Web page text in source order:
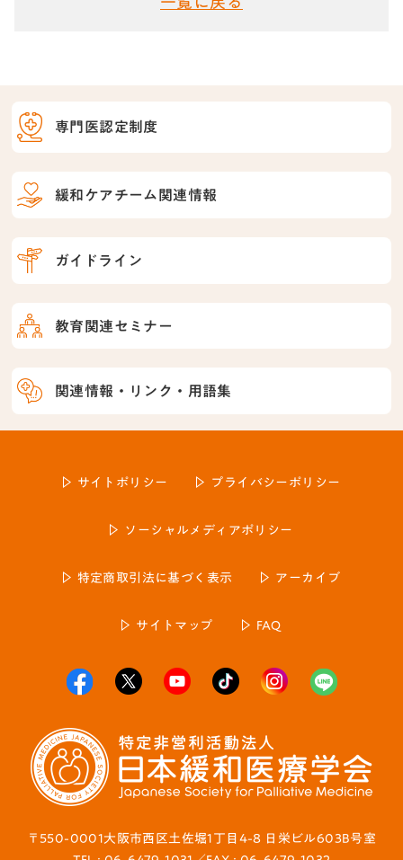
専門医認定制度
緩和ケアチーム関連情報
ガイドライン
教育関連セミナー
関連情報・リンク・用語集
〒550-0001大阪市西区土佐堀1丁目4-8 日栄ビル603B号室
サイトポリシー プライバシーポリシー
ソーシャルメディアポリシー
特定商取引法に基づく表示 アーカイブ
サイトマップ FAQ